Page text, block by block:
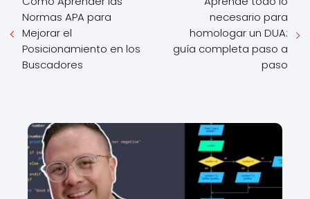
Normas APA para
Mejorar el
Posicionamiento en los
Buscadores
necesario para
homologar un DUA:
guía completa paso a
paso